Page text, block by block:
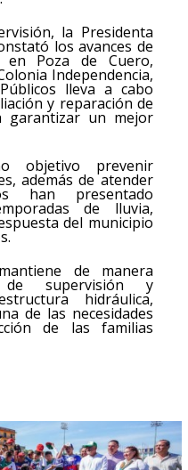
la Presidenta
los avances de
Poza de Cuero,
Independencia,
lleva a cabo
y reparación de
garantizar un mejor
objetivo prevenir
además de atender
han presentado
de lluvia,
del municipio
de manera
de supervisión y
hidráulica,
de las necesidades
de las familias